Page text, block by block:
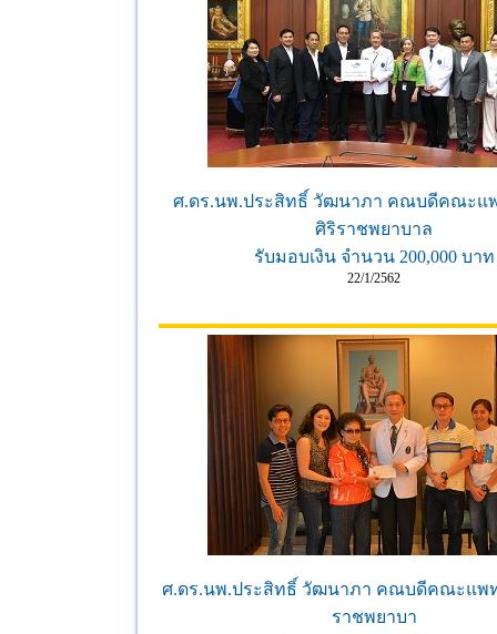
ศ.ดร.นพ.ประสิทธิ์ วัฒนาภา คณบดีคณะแ
ศิริราชพยาบาล
รับมอบเงิน จำนวน 200,000 บาท
22/1/2562
ศ.ดร.นพ.ประสิทธิ์ วัฒนาภา คณบดีคณะแพ
ราชพยาบา